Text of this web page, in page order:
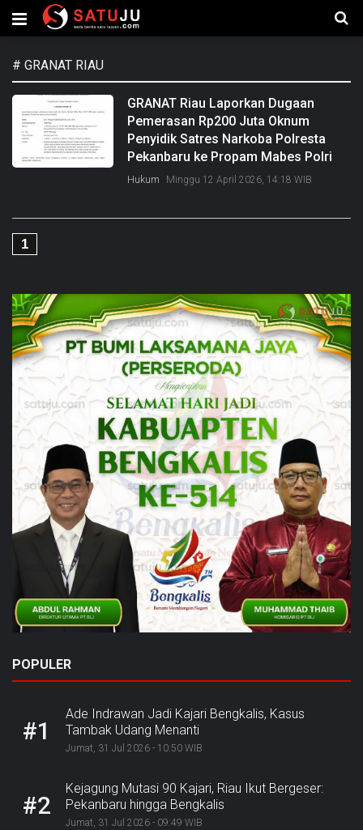
# GRANAT RIAU
GRANAT Riau Laporkan Dugaan
Pemerasan Rp200 Juta Oknum
Penyidik Satres Narkoba Polresta
Pekanbaru ke Propam Mabes Polri
Hukum Minggu 12 April 2026, 14:18 WIB
1
POPULER
#1
Ade Indrawan Jadi Kajari Bengkalis, Kasus
Tambak Udang Menanti
Jumat, 31 Jul 2026 - 10:50 WIB
#2
Kejagung Mutasi 90 Kajari, Riau Ikut Bergeser:
Pekanbaru hingga Bengkalis
Jumat, 31 Jul 2026 - 09:49 WIB